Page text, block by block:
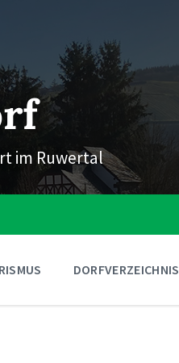
im Ruwertal
DORFVERZEICHNIS